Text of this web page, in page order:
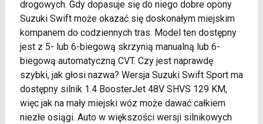
drogowych. Gdy dopasuje się do niego dobre opony
Suzuki Swift może okazać się doskonałym miejskim
kompanem do codziennych tras. Model ten dostępny
jest z 5- lub 6-biegową skrzynią manualną lub 6-
biegową automatyczną CVT. Czy jest naprawdę
szybki, jak głosi nazwa? Wersja Suzuki Swift Sport ma
dostępny silnik 1.4 BoosterJet 48V SHVS 129 KM,
więc jak na mały miejski wóz może dawać całkiem
niezłe osiągi. Auto w większości wersji silnikowych